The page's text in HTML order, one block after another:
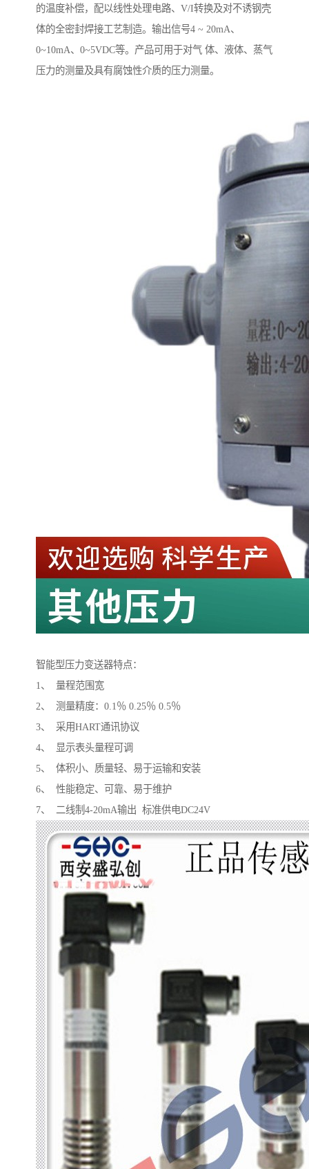
的温度补偿，配以线性处理电路、V/I转换及对不诱钢壳
体的全密封焊接工艺制造。输出信号4 ~ 20mA、
0~10mA、0~5VDC等。产品可用于对气 体、液体、蒸气
压力的测量及具有腐蚀性介质的压力测量。
智能型压力变送器特点：
1、 量程范围宽
2、 测量精度：0.1％ 0.25％ 0.5％
3、 采用HART通讯协议
4、 显示表头量程可调
5、 体积小、质量轻、易于运输和安装
6、 性能稳定、可靠、易于维护
7、 二线制4-20mA输出 标准供电DC24V